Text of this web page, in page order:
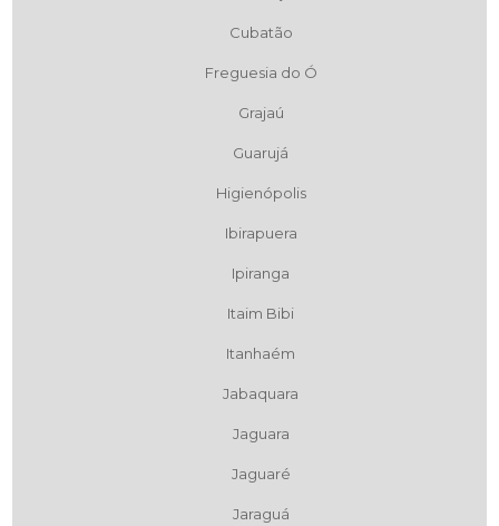
Cubatão
Freguesia do Ó
Grajaú
Guarujá
Higienópolis
Ibirapuera
Ipiranga
Itaim Bibi
Itanhaém
Jabaquara
Jaguara
Jaguaré
Jaraguá